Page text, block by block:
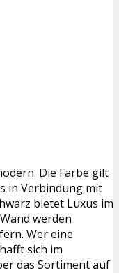
Die Farbe gilt
in Verbindung mit
bietet Luxus im
werden
Wer eine
sich im
das Sortiment auf